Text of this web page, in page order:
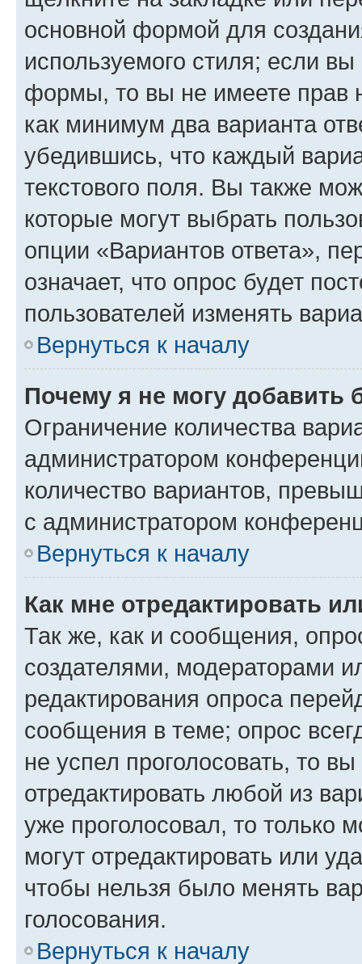
основной формой для
используемого стиля; если
формы, то вы не имеете прав
как минимум два варианта
убедившись, что каждый
текстового поля. Вы также
которые могут выбрать
опции «Вариантов ответа»,
означает, что опрос будет
пользователей изменять
Вернуться к началу
Почему я не могу добавить
Ограничение количества
администратором
количество вариантов,
с администратором
Вернуться к началу
Как мне отредактировать
Так же, как и сообщения,
создателями, модераторами
редактирования опроса
сообщения в теме; опрос
не успел проголосовать, то
отредактировать любой из
уже проголосовал, то только
могут отредактировать или
чтобы нельзя было менять
голосования.
Вернуться к началу